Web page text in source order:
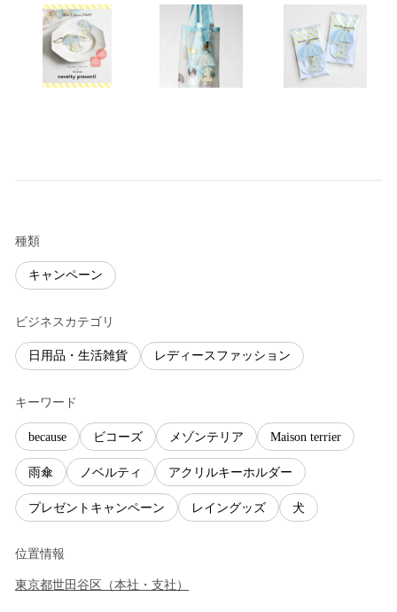
種類
キャンペーン
ビジネスカテゴリ
日用品・生活雑貨 レディースファッション
キーワード
because ビコーズ メゾンテリア Maison terrier
雨傘 ノベルティ アクリルキーホルダー
プレゼントキャンペーン レイングッズ 犬
位置情報
東京都世田谷区 （本社・支社 ）